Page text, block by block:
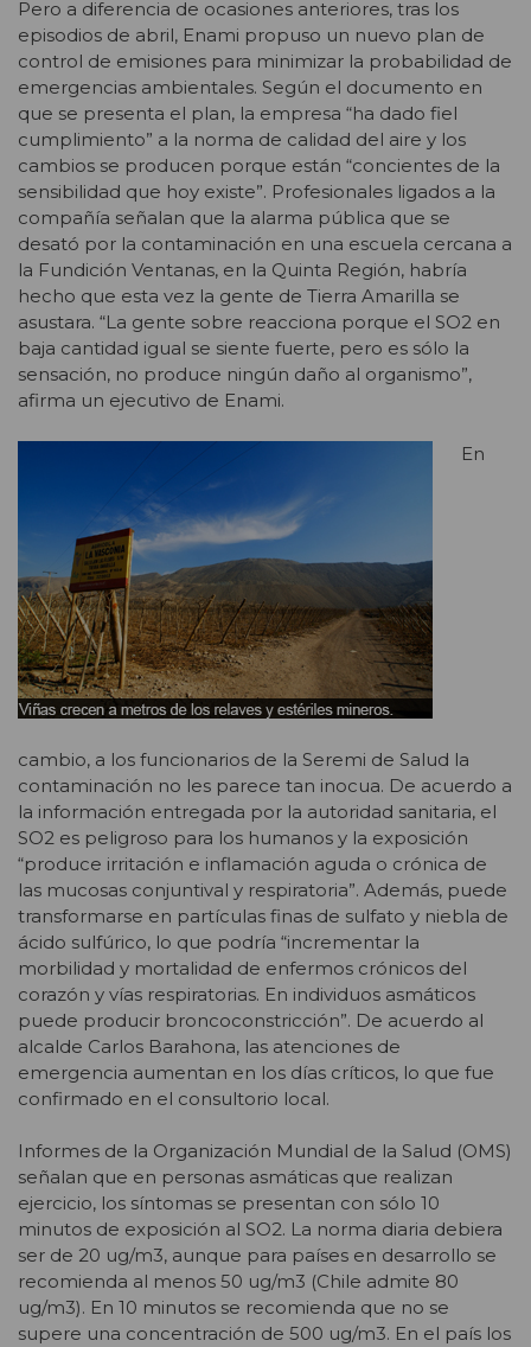
Pero a diferencia de ocasiones anteriores, tras los
episodios de abril, Enami propuso un nuevo plan de
control de emisiones para minimizar la probabilidad de
emergencias ambientales. Según el documento en
que se presenta el plan, la empresa “ha dado fiel
cumplimiento” a la norma de calidad del aire y los
cambios se producen porque están “concientes de la
sensibilidad que hoy existe”. Profesionales ligados a la
compañía señalan que la alarma pública que se
desató por la contaminación en una escuela cercana a
la Fundición Ventanas, en la Quinta Región, habría
hecho que esta vez la gente de Tierra Amarilla se
asustara. “La gente sobre reacciona porque el SO2 en
baja cantidad igual se siente fuerte, pero es sólo la
sensación, no produce ningún daño al organismo”,
afirma un ejecutivo de Enami.
En
cambio, a los funcionarios de la Seremi de Salud la
contaminación no les parece tan inocua. De acuerdo a
la información entregada por la autoridad sanitaria, el
SO2 es peligroso para los humanos y la exposición
“produce irritación e inflamación aguda o crónica de
las mucosas conjuntival y respiratoria”. Además, puede
transformarse en partículas finas de sulfato y niebla de
ácido sulfúrico, lo que podría “incrementar la
morbilidad y mortalidad de enfermos crónicos del
corazón y vías respiratorias. En individuos asmáticos
puede producir broncoconstricción”. De acuerdo al
alcalde Carlos Barahona, las atenciones de
emergencia aumentan en los días críticos, lo que fue
confirmado en el consultorio local.
Informes de la Organización Mundial de la Salud (OMS)
señalan que en personas asmáticas que realizan
ejercicio, los síntomas se presentan con sólo 10
minutos de exposición al SO2. La norma diaria debiera
ser de 20 ug/m3, aunque para países en desarrollo se
recomienda al menos 50 ug/m3 (Chile admite 80
ug/m3). En 10 minutos se recomienda que no se
supere una concentración de 500 ug/m3. En el país los